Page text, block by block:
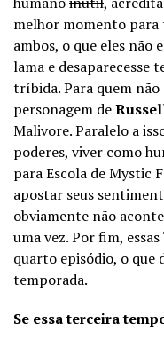
melhor momento para
ambos, o que eles não
lama e desaparecesse
tríbida. Para quem não
personagem de
Malivore. Paralelo a
poderes, viver como
para Escola de Mystic
apostar seus
obviamente não
uma vez. Por fim,
quarto episódio, o que
temporada.
Se essa terceira